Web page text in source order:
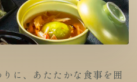
に、あたたかな食事を囲